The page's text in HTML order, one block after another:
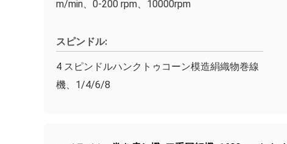
m/min、0-200 rpm、10000rpm
スピンドル:
4 スピンドルハンクトゥコーン模造絹織物巻線
機、1/4/6/8